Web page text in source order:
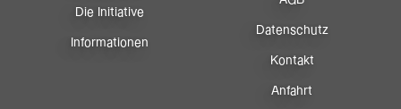
Die Initiative
Informationen
Datenschutz
Kontakt
Anfahrt